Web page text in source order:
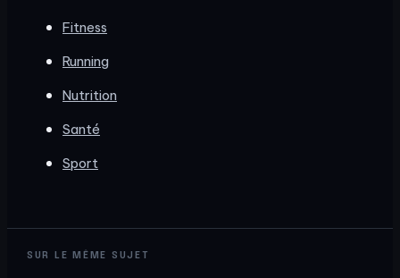
Fitness
Running
Nutrition
Santé
Sport
SUR LE MÊME SUJET